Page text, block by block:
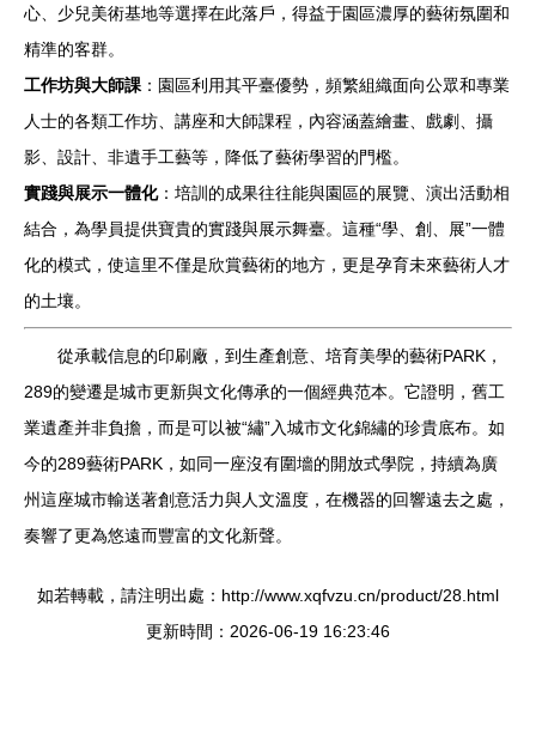
心、少兒美術基地等選擇在此落戶，得益于園區濃厚的藝術氛圍和
精準的客群。
工作坊與大師課 ：園區利用其平臺優勢，頻繁組織面向公眾和專業
人士的各類工作坊、講座和大師課程，內容涵蓋繪畫、戲劇、攝
影、設計、非遺手工藝等，降低了藝術學習的門檻。
實踐與展示一體化：培訓的成果往往能與園區的展覽、演出活動相
結合，為學員提供寶貴的實踐與展示舞臺。這種“學、創、展”一體
化的模式，使這里不僅是欣賞藝術的地方，更是孕育未來藝術人才
的土壤。
從承載信息的印刷廠，到生產創意、培育美學的藝術PARK，
289的變遷是城市更新與文化傳承的一個經典范本。它證明，舊工
業遺產并非負擔，而是可以被“繡”入城市文化錦繡的珍貴底布。如
今的289藝術PARK，如同一座沒有圍墻的開放式學院，持續為廣
州這座城市輸送著創意活力與人文溫度，在機器的回響遠去之處，
奏響了更為悠遠而豐富的文化新聲。
如若轉載，請注明出處：http://www.xqfvzu.cn/product/28.html
更新時間：2026-06-19 16:23:46